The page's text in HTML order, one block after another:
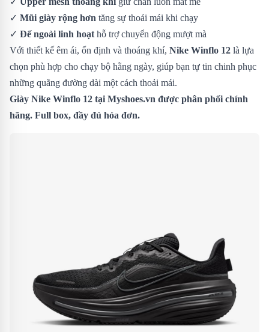
✓ Mũi giày rộng hơn tăng sự thoải mái khi chạy
✓ Đế ngoài linh hoạt hỗ trợ chuyển động mượt mà
Với thiết kế êm ái, ổn định và thoáng khí, Nike Winflo 12 là lựa
chọn phù hợp cho chạy bộ hằng ngày, giúp bạn tự tin chinh phục
những quãng đường dài một cách thoải mái.
Giày Nike Winflo 12 tại Myshoes.vn được phân phối chính
hãng. Full box, đầy đủ hóa đơn.